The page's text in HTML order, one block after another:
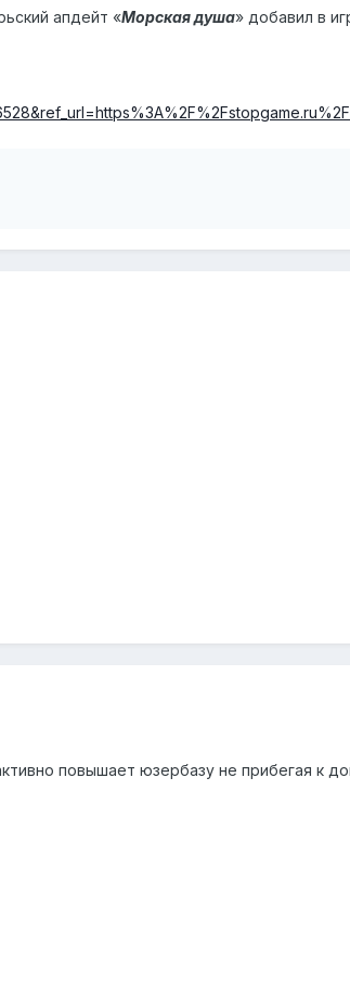
апдейт «Морская душа» добавил в
повышает юзербазу не прибегая к